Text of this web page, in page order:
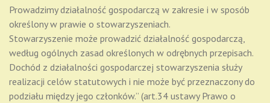
Prowadzimy działalność gospodarczą w zakresie i w sposób
określony w prawie o stowarzyszeniach.
Stowarzyszenie może prowadzić działalność gospodarczą,
według ogólnych zasad określonych w odrębnych przepisach.
Dochód z działalności gospodarczej stowarzyszenia służy
realizacji celów statutowych i nie może być przeznaczony do
podziału między jego członków.” (art.34 ustawy Prawo o